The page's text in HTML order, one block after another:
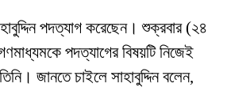
পদত্যাগ করেছেন। শুক্রবার (২৪
পদত্যাগের বিষয়টি নিজেই
জানতে চাইলে সাহাবুদ্দিন বলেন,